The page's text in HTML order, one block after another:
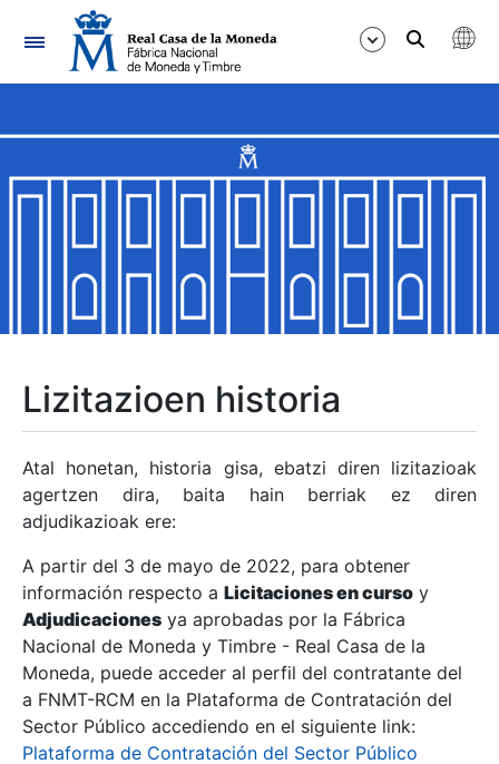
Nabigazioa
Erakutsi/Ezkutatu
Erakutsi/Ezkutatu
Erakutsi/Ezkutatu
Erakutsi/Ezkutatu
Erakutsi/Ezkutatu
Erakutsi/Ezkutatu
Erakutsi/Ezkutatu
Lizitazioen historia
Atal honetan, historia gisa, ebatzi diren lizitazioak
agertzen dira, baita hain berriak ez diren
adjudikazioak ere:
A partir del 3 de mayo de 2022, para obtener
información respecto a Licitaciones en curso y
Adjudicaciones ya aprobadas por la Fábrica
Nacional de Moneda y Timbre - Real Casa de la
Moneda, puede acceder al perfil del contratante del
a FNMT-RCM en la Plataforma de Contratación del
Sector Público accediendo en el siguiente link:
Plataforma de Contratación del Sector Público